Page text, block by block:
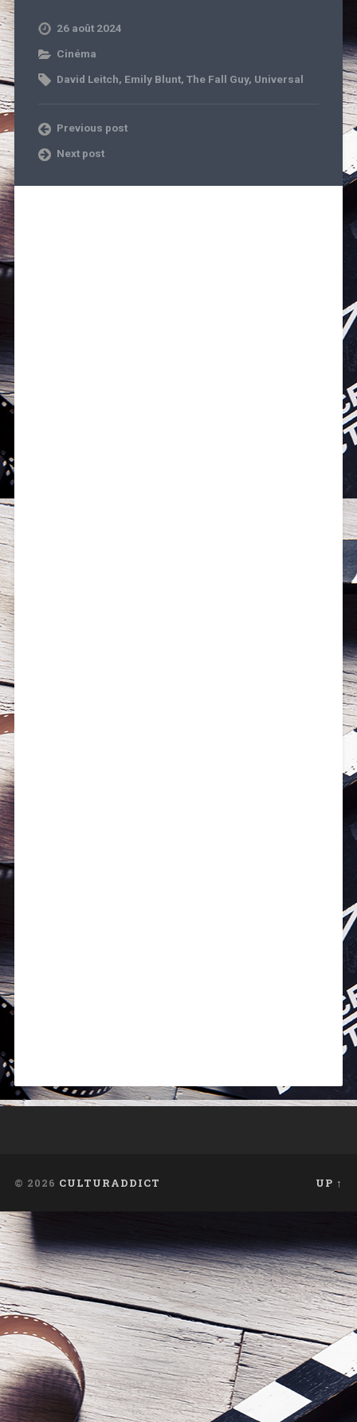
26 août 2024
Cinéma
David Leitch, Emily Blunt, The Fall Guy, Universal
Previous post
Next post
© 2026 CULTURADDICT UP ↑